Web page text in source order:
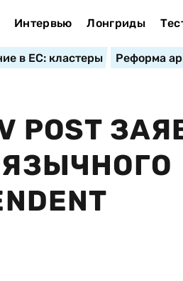
Интервью Лонгриды
в ЕС: кластеры Реформа
POST